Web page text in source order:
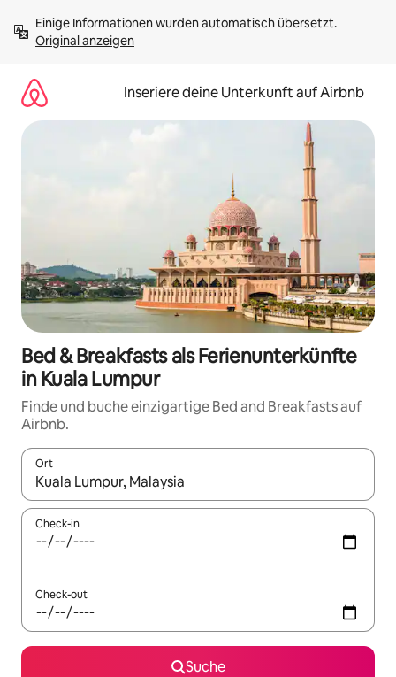
Inhalten
springenOriginal anzeigen
Inseriere deine Unterkunft auf Airbnb
Bed & Breakfasts als Ferienunterkünfte
in Kuala Lumpur
Finde und buche einzigartige Bed and Breakfasts auf
Airbnb.
Ort
Wenn Ergebnisse verfügbar sind, navigiere mit den
Check-in
Check-out
Suche